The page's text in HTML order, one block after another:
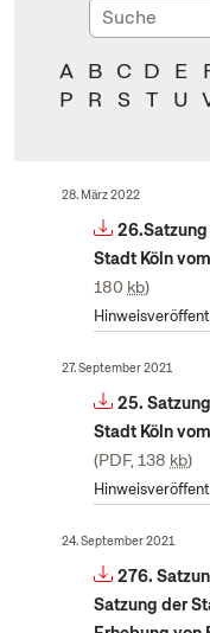
A B C D E
P
R S T U
28. März 2022
Stadt Köln
180 kb
27. September 2021
25.
Stadt Köln
PDF, 138 kb
24. September 2021
276.
Satzung der